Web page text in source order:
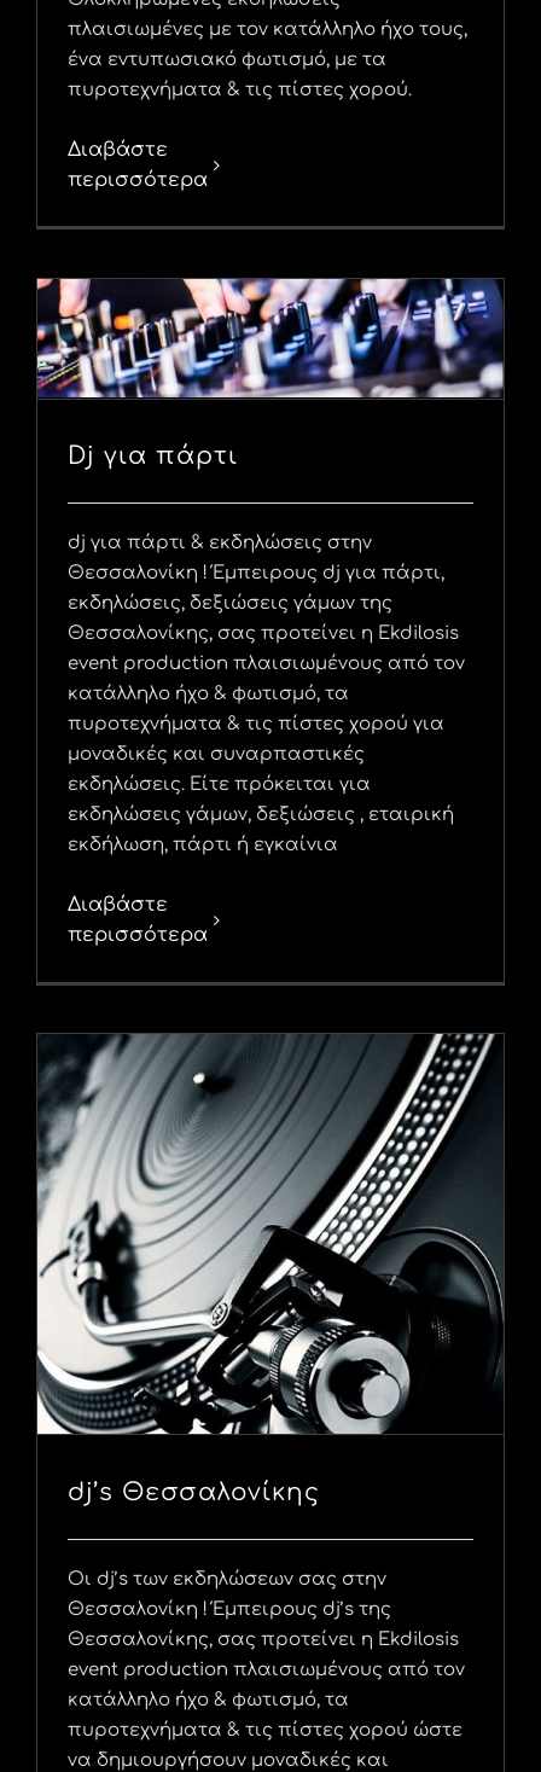
πλαισιωμένες με τον κατάλληλο ήχο τους,
ένα εντυπωσιακό φωτισμό, με τα
πυροτεχνήματα & τις πίστες χορού.
Διαβάστε
περισσότερα
Dj για πάρτι
dj για πάρτι & εκδηλώσεις στην
Θεσσαλονίκη ! Έμπειρους dj για πάρτι,
εκδηλώσεις, δεξιώσεις γάμων της
Θεσσαλονίκης, σας προτείνει η Ekdilosis
event production πλαισιωμένους από τον
κατάλληλο ήχο & φωτισμό, τα
πυροτεχνήματα & τις πίστες χορού για
μοναδικές και συναρπαστικές
εκδηλώσεις. Είτε πρόκειται για
εκδηλώσεις γάμων, δεξιώσεις , εταιρική
εκδήλωση, πάρτι ή εγκαίνια
Διαβάστε
περισσότερα
dj’s Θεσσαλονίκης
Οι dj’s των εκδηλώσεων σας στην
Θεσσαλονίκη ! Έμπειρους dj’s της
Θεσσαλονίκης, σας προτείνει η Ekdilosis
event production πλαισιωμένους από τον
κατάλληλο ήχο & φωτισμό, τα
πυροτεχνήματα & τις πίστες χορού ώστε
να δημιουργήσουν μοναδικές και